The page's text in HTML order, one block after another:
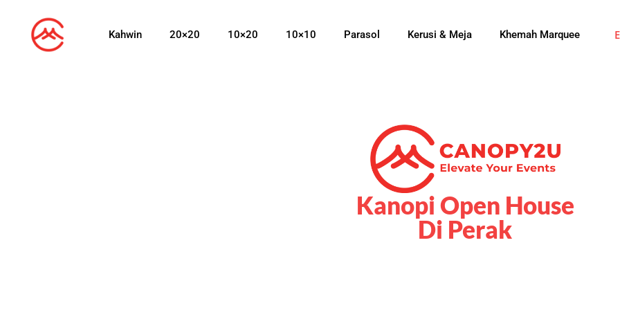
Kahwin 20×20 10×20 10×10 Parasol Kerusi & Meja Khemah Marquee
Kanopi Open House
Di Perak